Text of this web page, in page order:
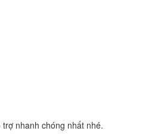
nhanh chóng nhất nhé.